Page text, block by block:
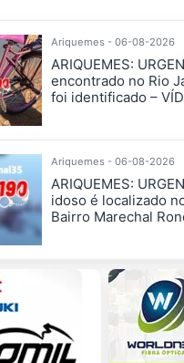
Ariquemes - 06-08-2026
ARIQUEMES:
encontrado no Rio
foi identificado –
Ariquemes - 06-08-2026
ARIQUEMES:
idoso é localizado
Bairro Marechal